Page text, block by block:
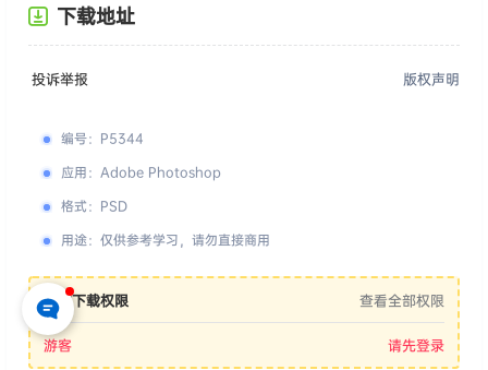
下载地址
投诉举报 版权声明
编号： P5344
应用： Adobe Photoshop
格式： PSD
用途： 仅供参考学习，请勿直接商用
您的下载权限 查看全部权限
游客 请先登录